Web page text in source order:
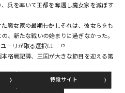
ミックパルフェ
閉じる
兵を率いて王都を奪還し魔女家を滅ぼす
魔女家の最期――しかしそれは、彼女らをも
、新たな戦いの始まりに過ぎなかった。
ーリが取る選択は……!?
本格戦記譚、王国が大きな節目を迎える第
特設サイト